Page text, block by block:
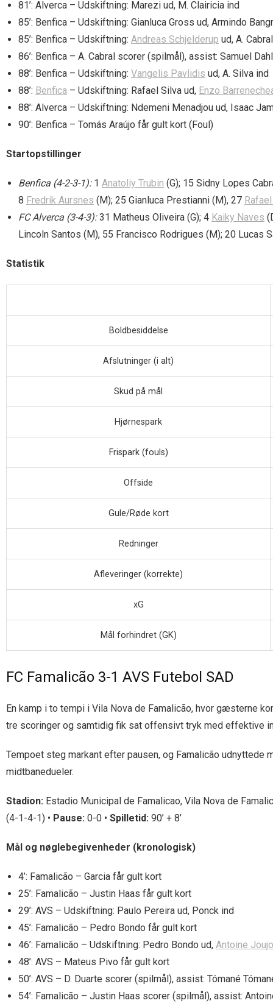
81’: Alverca – Udskiftning: Marezi ud, M. Clairicia ind
85’: Benfica – Udskiftning: Gianluca Gross ud, Armindo
85’: Benfica – Udskiftning: Andreas Schjelderup ud, A.
86’: Benfica – A. Cabral scorer (spilmål), assist: Samuel Dahl
88’: Benfica – Udskiftning: Vangelis Pavlidis ud, A. Silva ind
88’: Benfica – Udskiftning: Rafael Silva ud, Enzo
88’: Alverca – Udskiftning: Ndemeni Menadjou ud, Isaac
90’: Benfica – Tomás Araújo får gult kort (Foul)
Startopstillinger
Benfica (4-2-3-1):1 Anatoliy Trubin (G); 15 Sidny Lopes
8 Fredrik Aursnes (M); 25 Gianluca Prestianni (M), 27
FC Alverca (3-4-3):31 Matheus Oliveira (G); 4 Kaiky Naves
Lincoln Santos (M), 55 Francisco Rodrigues (M); 20 Lucas
Statistik
Boldbesiddelse
Afslutninger (i alt)
Skud på mål
Hjørnespark
Frispark (fouls)
Offside
Gule/Røde kort
Redninger
Afleveringer (korrekte)
xG
Mål forhindret (GK)
FC Famalicão 3-1 AVS Futebol SAD
En kamp i to tempi i Vila Nova de Famalicão, hvor gæsterne
tre scoringer og samtidig fik sat offensivt tryk med effektive
Tempoet steg markant efter pausen, og Famalicão
midtbanedueler.
Stadion: Estadio Municipal de Famalicao, Vila Nova de
(4-1-4-1) • Pause: 0-0 • Spilletid: 90’ + 8’
Mål og nøglebegivenheder (kronologisk)
4’: Famalicão – Garcia får gult kort
25’: Famalicão – Justin Haas får gult kort
29’: AVS – Udskiftning: Paulo Pereira ud, Ponck ind
45’: Famalicão – Pedro Bondo får gult kort
46’: Famalicão – Udskiftning: Pedro Bondo ud, Antoine
48’: AVS – Mateus Pivo får gult kort
50’: AVS – D. Duarte scorer (spilmål), assist: Tómané
54’: Famalicão – Justin Haas scorer (spilmål), assist: